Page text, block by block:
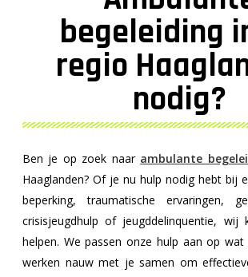
begeleiding
regio
nodig?
Ben je op zoek naar ambulante
Haaglanden? Of je nu hulp nodig hebt bij
beperking, traumatische ervaringen,
crisisjeugdhulp of jeugddelinquentie, wij
helpen. We passen onze hulp aan op
werken nauw met je samen om